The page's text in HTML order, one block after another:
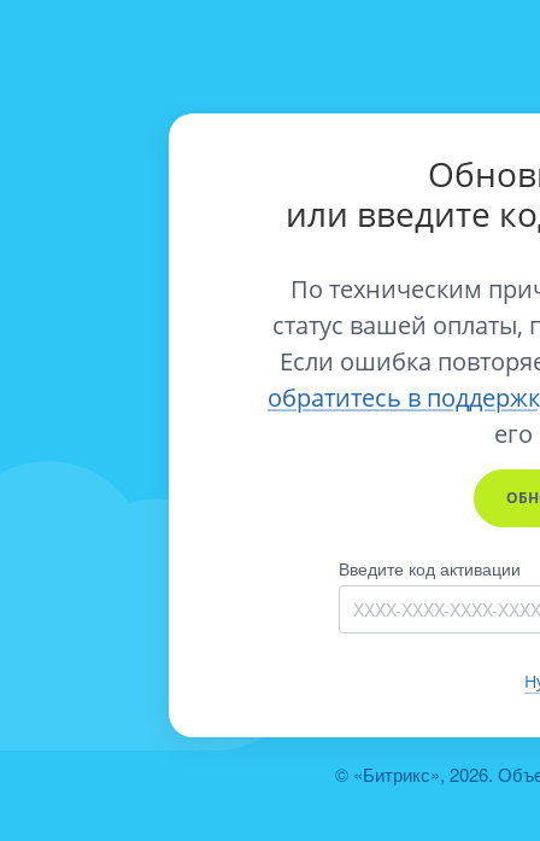
© «Битрикс», 2026.
или введите
По техническим
статус вашей оплаты,
Если ошибка
обратитесь в
его
Введите код активации